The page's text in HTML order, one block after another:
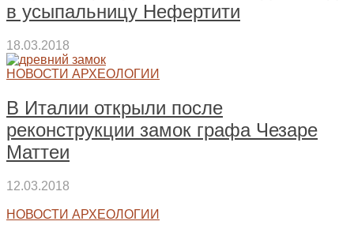
в усыпальницу Нефертити
18.03.2018
НОВОСТИ АРХЕОЛОГИИ
В Италии открыли после
реконструкции замок графа Чезаре
Маттеи
12.03.2018
НОВОСТИ АРХЕОЛОГИИ